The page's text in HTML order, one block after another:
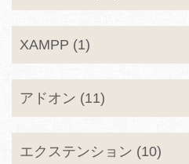
XAMPP (1)
アドオン (11)
エクステンション (10)